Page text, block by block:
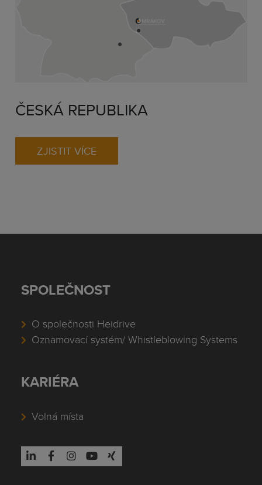
ČESKÁ REPUBLIKA
ZJISTIT VÍCE
SPOLEČNOST
O společnosti Heidrive
Oznamovací systém/ Whistleblowing Systems
KARIÉRA
Volná místa